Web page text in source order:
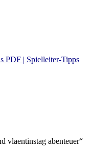
PDF | Spielleiter-Tipps
vlaentinstag abenteuer“